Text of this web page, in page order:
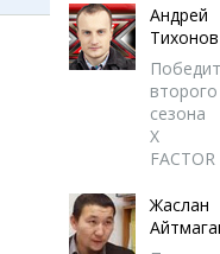
Андрей
Тихонов
второго
сезона
X
FACTOR
Жаслан